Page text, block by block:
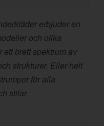
erbjuder en
och olika
ett brett spektrum av
strukturer. Eller helt
för alla
stilar.